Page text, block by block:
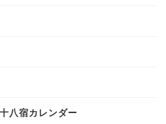
八宿カレンダー